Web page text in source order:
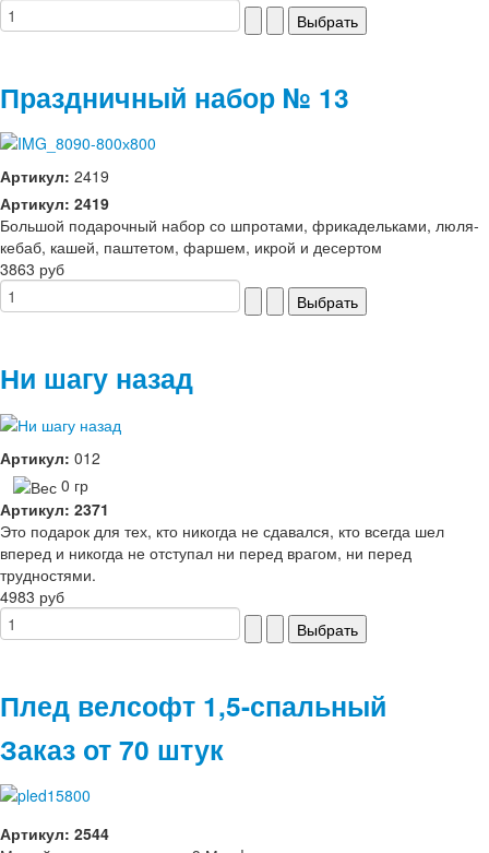
Праздничный набор № 13
Артикул: 2419
Артикул: 2419
Большой подарочный набор со шпротами, фрикадельками, люля-
кебаб, кашей, паштетом, фаршем, икрой и десертом
3863 руб
Ни шагу назад
Артикул: 012
0 гр
Артикул: 2371
Это подарок для тех, кто никогда не сдавался, кто всегда шел
вперед и никогда не отступал ни перед врагом, ни перед
трудностями.
4983 руб
Плед велсофт 1,5-спальный
Заказ от 70 штук
Артикул: 2544